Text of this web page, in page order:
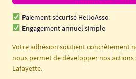
Paiement sécurisé HelloAsso
Engagement annuel simple
Votre adhésion soutient concrètement
nous permet de développer nos
Lafayette.